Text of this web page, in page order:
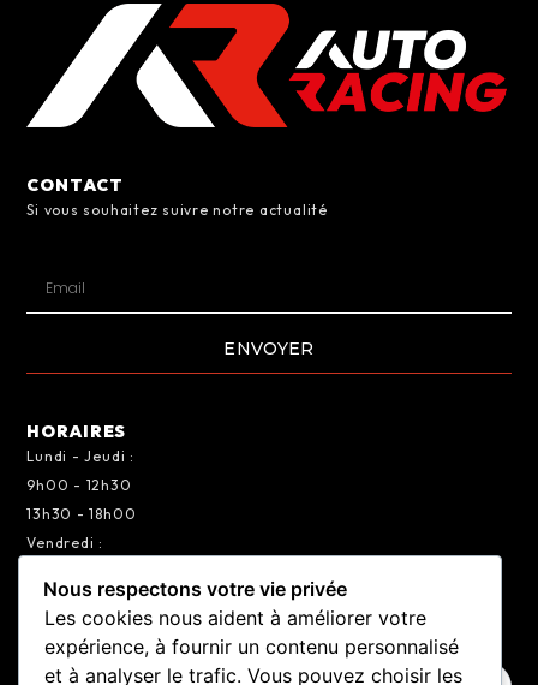
CONTACT
Si vous souhaitez suivre notre actualité
ENVOYER
HORAIRES
Lundi - Jeudi :
9h00 - 12h30
13h30 - 18h00
Vendredi :
13h30 - 17h00
Nous respectons votre vie privée
Les cookies nous aident à améliorer votre
expérience, à fournir un contenu personnalisé
et à analyser le trafic. Vous pouvez choisir les